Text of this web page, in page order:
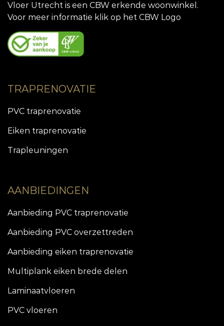
Vloer Utrecht is een CBW erkende woonwinkel.
Voor meer informatie klik op het CBW Logo
TRAPRENOVATIE
PVC traprenovatie
Eiken traprenovatie
Trapleuningen
AANBIEDINGEN
Aanbieding PVC traprenovatie
Aanbieding PVC overzettreden
Aanbieding eiken traprenovatie
Multiplank eiken brede delen
Laminaatvloeren
PVC vloeren